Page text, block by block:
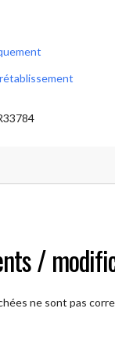
/
ne sont pas